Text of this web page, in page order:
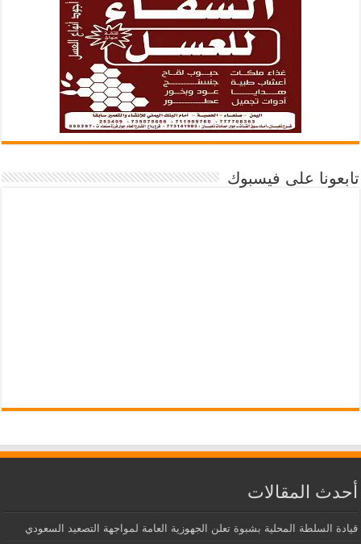
تابعونا على فيسبوك
أحدث المقالات
قيادة السلطة المحلية بشبوة تعلن الجهوزية العامة لمواجهة التصعيد السعودي